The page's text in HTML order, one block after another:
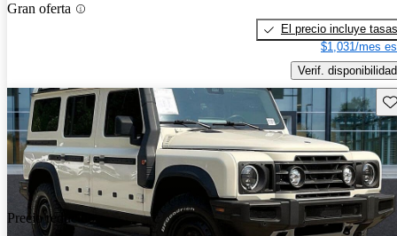
Gran oferta
El precio incluye tasas
$1,031/mes
Verif. disponibilidad
Precio reducido